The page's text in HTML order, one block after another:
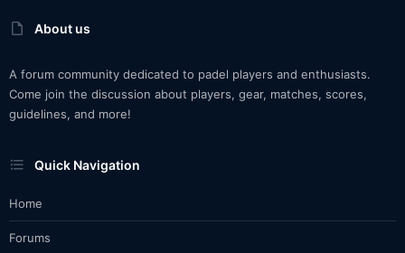
About us
A forum community dedicated to padel players and enthusiasts.
Come join the discussion about players, gear, matches, scores,
guidelines, and more!
Quick Navigation
Home
Forums